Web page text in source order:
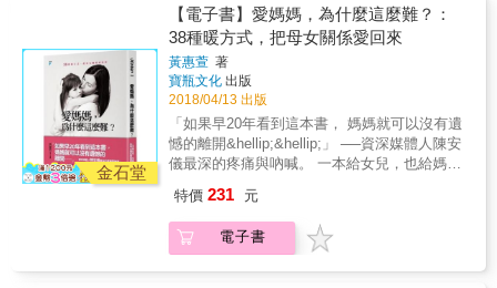
的，就越是可能全盤皆輸。永遠要記得──自己
並不是自以為的那樣理性。 ／關於婚姻與原生
家庭，她說： 對於在原生家庭沒有辦法感到放
鬆的人來說，結婚最大的吸引力應該是──建立
自己的家庭。不是擴大或延伸自己的原生家
庭，也不是增加家人，而是重新建立一個新
的、獨立於原生家庭的新的組織。 ／關於真實
的自己，她說： 在婚姻裡我看見自己的脆弱，
也看見自己能力的極限，很多我沒有辦法靠自
己面對的真相，是這個人推著我去看見。 ／關
是一套完美運轉的模式而兩個人優雅的各司其
職，也不是一個永遠資深的前輩在照顧經驗不
足的菜鳥，反而更像是兩個半大不小的孩子在
要什麼樣的幸福，接納彼此真實內在的旅程，
於是我們能夠在孤獨中，牽著彼此的手繼續前
行。 ／關於婚姻裡的孤獨，她說： 婚姻裡，最
讓人感到孤獨的是什麼？不是原本就沒有這個
人，而是有這個人，他卻不用你期望的方式待
你──真實的你。 ／關於一起承擔不理想的生
活，她說： 人一旦不能過自己想要的生活，至
少是能夠適應的生活，在情感上要對別人柔
她說： 夫妻之間真正的危機，不是表面上性生
活的有無，而是面對最親密的人，卻無法坦承
自己想要什麼和不想要什麼。 ／關於理性溝
通，她說： 在婚姻裡越是想要強調自己是對
的，就越是可能全盤皆輸。永遠要記得──自己
女人成為母親，當所有心理困頓在家族裡代代
相傳， 身為女兒的妳，有機會將彼此的傷痛劃
上句點。 ★完整收錄20種令女兒煎熬、痛苦的
母親類型。 ★38種給女兒的自我療癒方式。
★3段暖心的修復叮嚀。 讓「每一個媽媽」的
成長創傷被看見， 讓困在痛苦裡的「每一個女
兒」都能被擁抱。 曾經，那個好小好小的妳，
媽媽就是妳的天地，妳的全世界。 媽媽微笑，
妳的心就暖成一片；媽媽蹙眉，妳感覺心灰
灰；而媽媽一哭，妳也跟著掉淚。 小小的妳，
但&hellip;&hellip; 「我身上像是多長一顆心，
隨時準備照顧媽媽。」──憂鬱型的母親 「大家
都欺負媽媽，只有我為媽媽抱不平
金石堂
【電子書】愛媽媽，為什麼這麼難？：
38種暖方式，把母女關係愛回來
黃惠萱 著
寶瓶文化 出版
2018/04/13 出版
「如果早20年看到這本書， 媽媽就可以沒有遺
憾的離開&hellip;&hellip;」 ──資深媒體人陳安
儀最深的疼痛與吶喊。 一本給女兒，也給媽媽
天，我們就一定會吵架。」 「我無法忘記媽媽
對我的批評、謾罵與控制&hellip;&hellip;」
「我怨恨媽媽，但看她流淚，我的心卻好刺
特價 231 元
電子書